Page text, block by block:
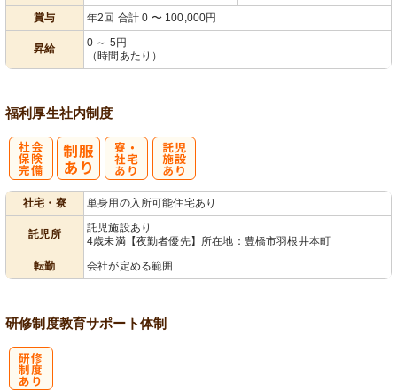
賞与
年2回 合計 0 〜 100,000円
昇給
0 ～ 5円
（時間あたり）
福利厚生社内制度
社宅・寮 単身用の入所可能住宅あり
託児所
託児施設あり
4歳未満【夜勤者優先】所在地：豊橋市羽根井本町
転勤
会社が定める範囲
研修制度教育サポート体制